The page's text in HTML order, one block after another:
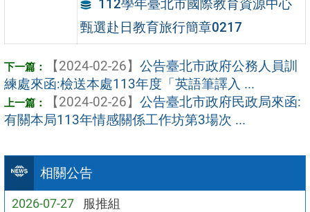
相關公告
2026-07-27 服推組
112學年臺北市國際教育資源中心
甄選赴日教育旅行簡章0217
【2024-02-26】 公告臺北市政府公務人員訓
練處來函:檢送本處113年度「英語筆譯入 ...
【2024-02-26】 公告臺北市政府民政局來函:
有關本局113年情感關係工作坊第3場次 ...